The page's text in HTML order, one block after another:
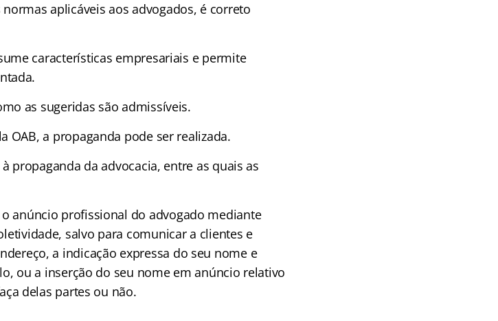
aplicáveis aos advogados, é correto
características empresariais e permite
as sugeridas são admissíveis.
OAB, a propaganda pode ser realizada.
propaganda da advocacia, entre as quais as
anúncio profissional do advogado mediante
salvo para comunicar a clientes e
a indicação expressa do seu nome e
ou a inserção do seu nome em anúncio relativo
delas partes ou não.